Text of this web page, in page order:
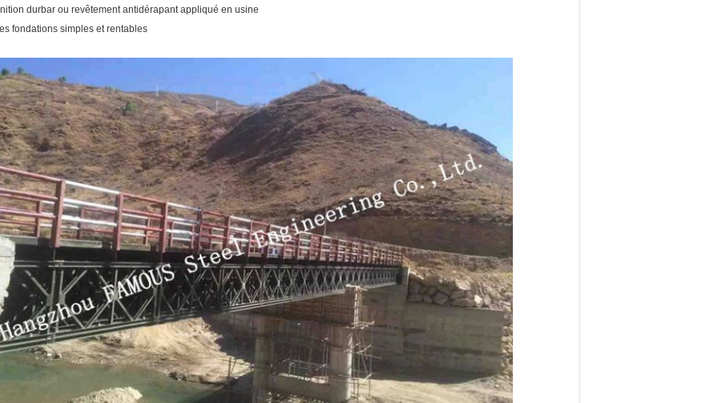
durbar ou revêtement antidérapant appliqué en usine
fondations simples et rentables